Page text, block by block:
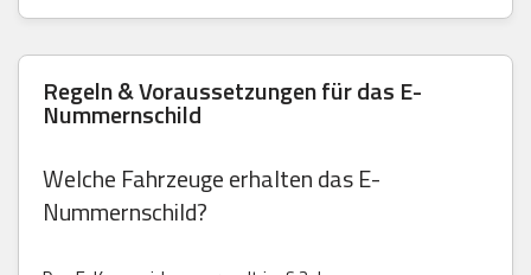
Regeln & Voraussetzungen für das E-
Nummernschild
Welche Fahrzeuge erhalten das E-
Nummernschild?